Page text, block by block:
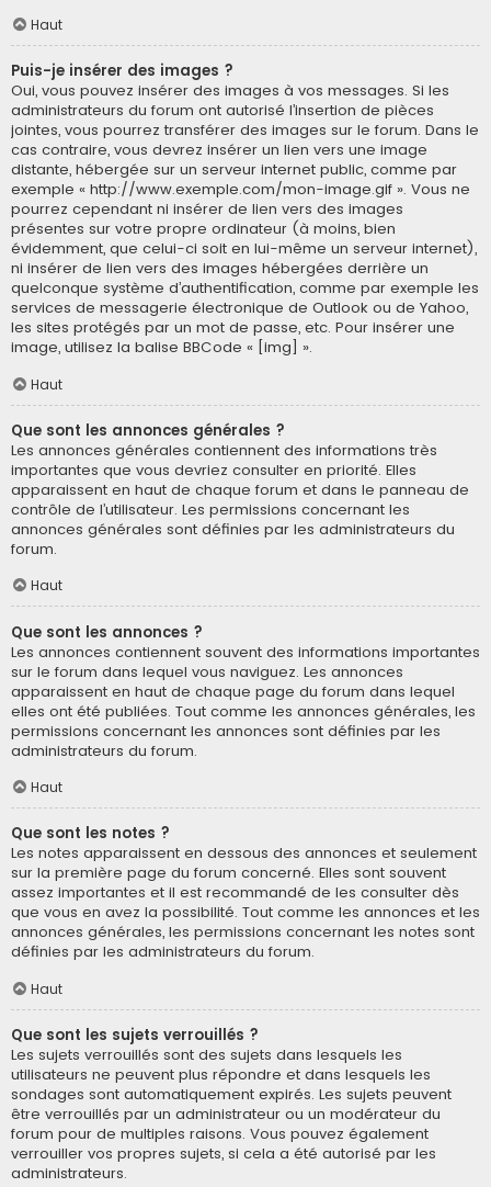
Haut
Puis-je insérer des images ?
Oui, vous pouvez insérer des images à vos messages. Si les
administrateurs du forum ont autorisé l’insertion de pièces
jointes, vous pourrez transférer des images sur le forum. Dans le
cas contraire, vous devrez insérer un lien vers une image
distante, hébergée sur un serveur internet public, comme par
exemple « http://www.exemple.com/mon-image.gif ». Vous ne
pourrez cependant ni insérer de lien vers des images
présentes sur votre propre ordinateur (à moins, bien
évidemment, que celui-ci soit en lui-même un serveur internet),
ni insérer de lien vers des images hébergées derrière un
quelconque système d’authentification, comme par exemple les
services de messagerie électronique de Outlook ou de Yahoo,
les sites protégés par un mot de passe, etc. Pour insérer une
image, utilisez la balise BBCode « [img] ».
Haut
Que sont les annonces générales ?
Les annonces générales contiennent des informations très
importantes que vous devriez consulter en priorité. Elles
apparaissent en haut de chaque forum et dans le panneau de
contrôle de l’utilisateur. Les permissions concernant les
annonces générales sont définies par les administrateurs du
forum.
Haut
Que sont les annonces ?
Les annonces contiennent souvent des informations importantes
sur le forum dans lequel vous naviguez. Les annonces
apparaissent en haut de chaque page du forum dans lequel
elles ont été publiées. Tout comme les annonces générales, les
permissions concernant les annonces sont définies par les
administrateurs du forum.
Haut
Que sont les notes ?
Les notes apparaissent en dessous des annonces et seulement
sur la première page du forum concerné. Elles sont souvent
assez importantes et il est recommandé de les consulter dès
que vous en avez la possibilité. Tout comme les annonces et les
annonces générales, les permissions concernant les notes sont
définies par les administrateurs du forum.
Haut
Que sont les sujets verrouillés ?
Les sujets verrouillés sont des sujets dans lesquels les
utilisateurs ne peuvent plus répondre et dans lesquels les
sondages sont automatiquement expirés. Les sujets peuvent
être verrouillés par un administrateur ou un modérateur du
forum pour de multiples raisons. Vous pouvez également
verrouiller vos propres sujets, si cela a été autorisé par les
administrateurs.